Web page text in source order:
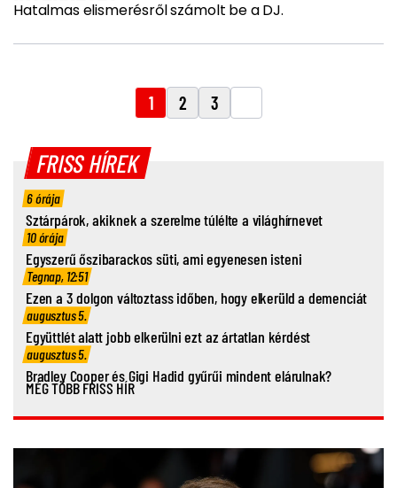
Hatalmas elismerésről számolt be a DJ.
1 2 3
FRISS HÍREK
6 órája
Sztárpárok, akiknek a szerelme túlélte a világhírnevet
10 órája
Egyszerű őszibarackos süti, ami egyenesen isteni
Tegnap, 12:51
Ezen a 3 dolgon változtass időben, hogy elkerüld a demenciát
augusztus 5.
Együttlét alatt jobb elkerülni ezt az ártatlan kérdést
augusztus 5.
Bradley Cooper és Gigi Hadid gyűrűi mindent elárulnak?
MÉG TÖBB FRISS HÍR